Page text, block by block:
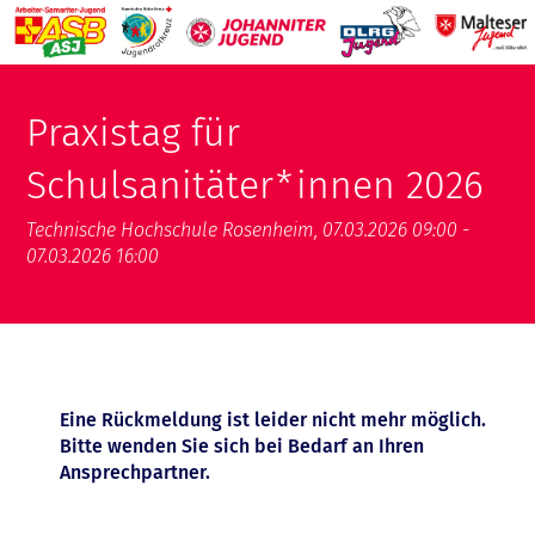
Praxistag für
Schulsanitäter*innen 2026
Technische Hochschule Rosenheim, 07.03.2026 09:00 -
07.03.2026 16:00
Eine Rückmeldung ist leider nicht mehr möglich.
Bitte wenden Sie sich bei Bedarf an Ihren
Ansprechpartner.